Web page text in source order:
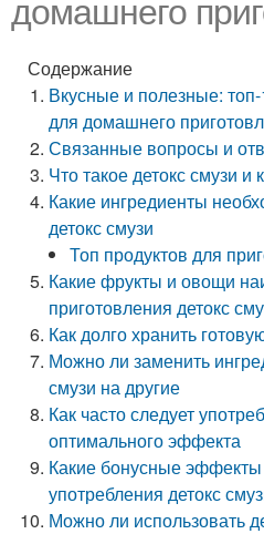
домашнего
Содержание
Вкусные и полезные:
для домашнего
Связанные вопросы и
Что такое детокс смузи и
Какие ингредиенты
детокс смузи
Топ продуктов для
Какие фрукты и овощи
приготовления детокс
Как долго хранить
Можно ли заменить
смузи на другие
Как часто следует
оптимального эффекта
Какие бонусные
употребления детокс
Можно ли использовать